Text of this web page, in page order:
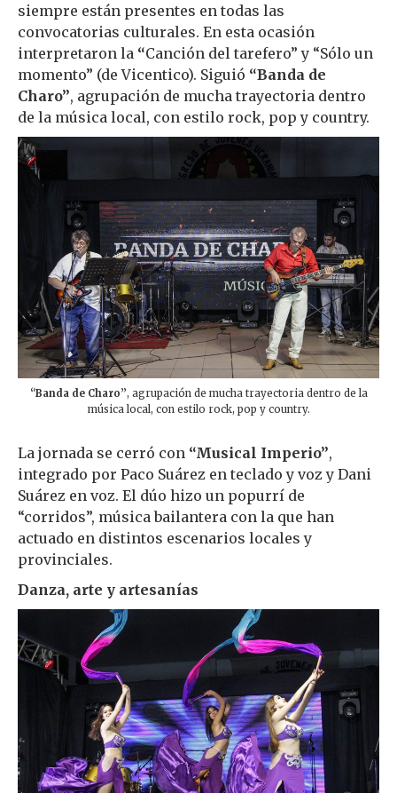
siempre están presentes en todas las
convocatorias culturales. En esta ocasión
interpretaron la “Canción del tarefero” y “Sólo un
momento” (de Vicentico). Siguió “Banda de
Charo”, agrupación de mucha trayectoria dentro
de la música local, con estilo rock, pop y country.
“Banda de Charo”, agrupación de mucha trayectoria dentro de la
música local, con estilo rock, pop y country.
La jornada se cerró con “Musical Imperio”,
integrado por Paco Suárez en teclado y voz y Dani
Suárez en voz. El dúo hizo un popurrí de
“corridos”, música bailantera con la que han
actuado en distintos escenarios locales y
provinciales.
Danza, arte y artesanías